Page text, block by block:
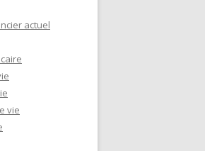
actuel
vie